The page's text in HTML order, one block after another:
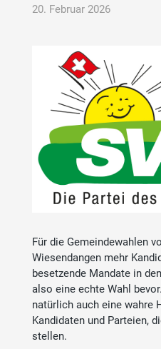
20. Februar 2026
Für die Gemeindewahlen
Wiesendangen mehr
besetzende Mandate in
also eine echte Wahl
natürlich auch eine wahre
Kandidaten und Parteien,
stellen.